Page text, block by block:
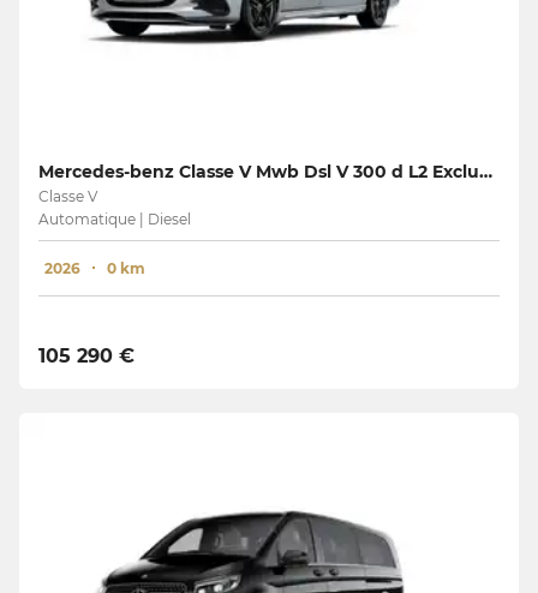
Mercedes-benz Classe V Mwb Dsl V 300 d L2 Exclusive
Classe V
Automatique | Diesel
2026 0 km
105 290 €